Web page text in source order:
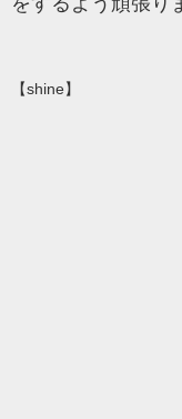
【shine】